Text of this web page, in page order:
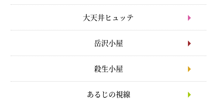
大天井ヒュッテ
岳沢小屋
殺生小屋
あるじの視線